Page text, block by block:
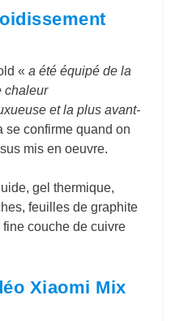
«a été équipé de la
chaleur
et la plus avant-
se confirme quand on
mis en oeuvre.
gel thermique,
feuilles de graphite
couche de cuivre
Xiaomi Mix